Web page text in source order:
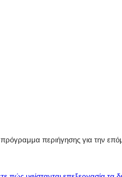
πρόγραμμα περιήγησης για την